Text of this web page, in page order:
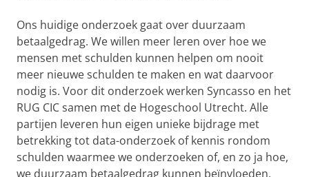
Ons huidige onderzoek gaat over duurzaam
betaalgedrag. We willen meer leren over hoe we
mensen met schulden kunnen helpen om nooit
meer nieuwe schulden te maken en wat daarvoor
nodig is. Voor dit onderzoek werken Syncasso en het
RUG CIC samen met de Hogeschool Utrecht. Alle
partijen leveren hun eigen unieke bijdrage met
betrekking tot data-onderzoek of kennis rondom
schulden waarmee we onderzoeken of, en zo ja hoe,
we duurzaam betaalgedrag kunnen beïnvloeden.